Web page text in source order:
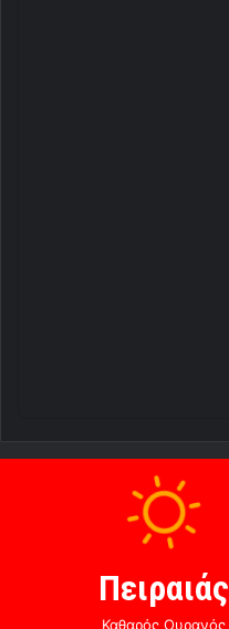
Πειραιάς
Καθαρός Ουρανός